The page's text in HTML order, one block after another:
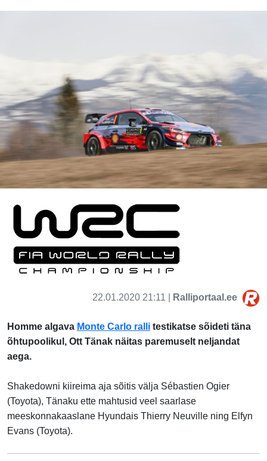
22.01.2020 21:11 | Ralliportaal.ee
Homme algava Monte Carlo ralli testikatse sõideti täna
õhtupoolikul, Ott Tänak näitas paremuselt neljandat
aega.
Shakedowni kiireima aja sõitis välja Sébastien Ogier
(Toyota), Tänaku ette mahtusid veel saarlase
meeskonnakaaslane Hyundais Thierry Neuville ning Elfyn
Evans (Toyota).